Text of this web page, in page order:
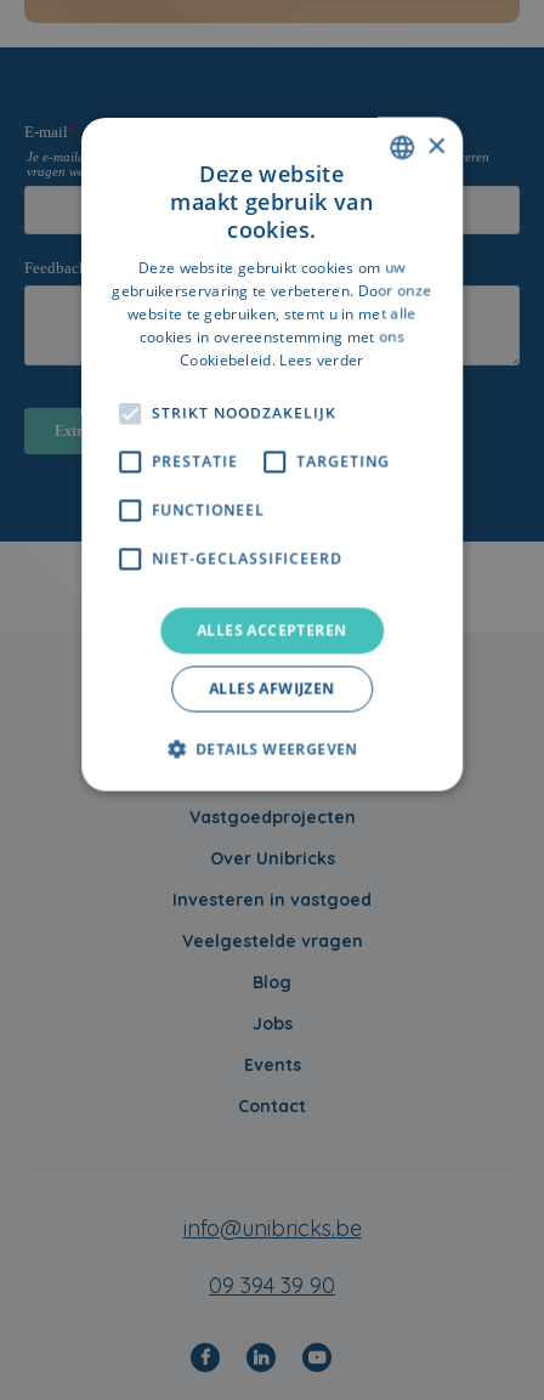
Vastgoedprojecten
Over Unibricks
Investeren in vastgoed
Veelgestelde vragen
Blog
Jobs
Events
Contact
info@unibricks.be
09 394 39 90
×
Deze website
maakt gebruik van
cookies.
Deze website gebruikt cookies om uw
gebruikerservaring te verbeteren. Door onze
website te gebruiken, stemt u in met alle
cookies in overeenstemming met ons
Cookiebeleid. Lees verder
STRIKT NOODZAKELIJK
PRESTATIE TARGETING
FUNCTIONEEL
NIET-GECLASSIFICEERD
ALLES ACCEPTEREN
ALLES AFWIJZEN
DETAILS WEERGEVEN